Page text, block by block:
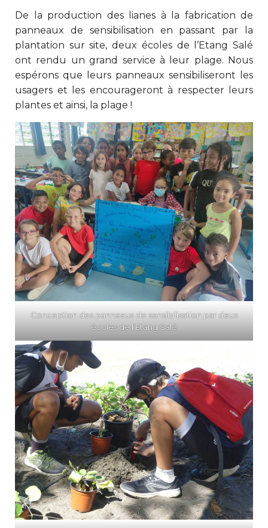
De la production des lianes à la fabrication de
panneaux de sensibilisation en passant par la
plantation sur site, deux écoles de l’Etang Salé
ont rendu un grand service à leur plage. Nous
espérons que leurs panneaux sensibiliseront les
usagers et les encourageront à respecter leurs
plantes et ainsi, la plage !
Conception des panneaux de sensibilisation par deux
écoles de l’Etang Salé